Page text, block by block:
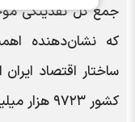
که نشان‌دهنده
ساختار اقتصاد
کشور ۹۷۲۳ هزار میلیارد تومان است.